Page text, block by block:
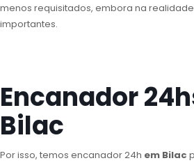
menos requisitados, embora na
importantes.
Encanador
Bilac
Por isso, temos encanador 24h em Bilac